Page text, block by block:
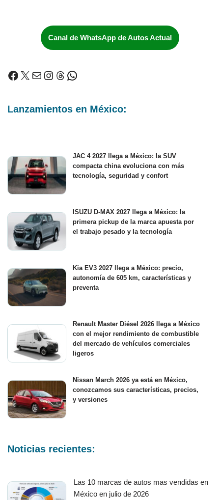
Canal de WhatsApp de Autos Actual
Lanzamientos en México:
JAC 4 2027 llega a México: la SUV
compacta china evoluciona con más
tecnología, seguridad y confort
ISUZU D-MAX 2027 llega a México: la
primera pickup de la marca apuesta por
el trabajo pesado y la tecnología
Kia EV3 2027 llega a México: precio,
autonomía de 605 km, características y
preventa
Renault Master Diésel 2026 llega a México
con el mejor rendimiento de combustible
del mercado de vehículos comerciales
ligeros
Nissan March 2026 ya está en México,
conozcamos sus características, precios,
y versiones
Noticias recientes:
Las 10 marcas de autos mas vendidas en
México en julio de 2026